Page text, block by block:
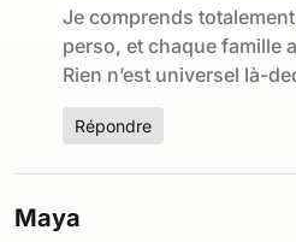
Je comprends
perso, et chaque famille
Rien n’est universel là-
Répondre
Maya